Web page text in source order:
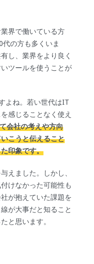
界で働いている方
の方も多くいま
し、業界をより良く
ツールを使うことが
よね。若い世代はIT
感じることなく使え
会社の考えや方向
こうと伝えること
印象です。
えました。しかし、
けなかった可能性も
が抱えていた課題を
が大事だと知ること
と思います。